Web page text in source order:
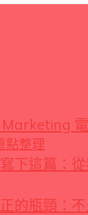
Marketing
點整理
下這篇：
的瓶頸：